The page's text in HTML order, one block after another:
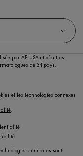
par APLUSA et d’autres
de 34 pays,
et les technologies connexes
similaires sont